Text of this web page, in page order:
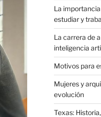
La
estudiar y
La carrera de
inteligencia
Motivos para
Mujeres y
evolución
Texas: